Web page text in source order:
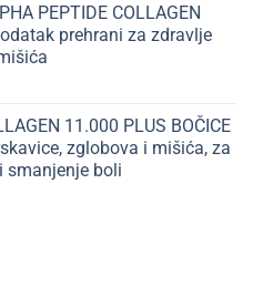
PEPTIDE COLLAGEN
prehrani za zdravlje
11.000 PLUS BOČICE
zglobova i mišića, za
smanjenje boli